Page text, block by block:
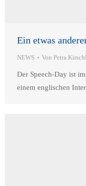
Ein etwas
NEWS Von Petra
Der Speech-Day ist
einem englischen